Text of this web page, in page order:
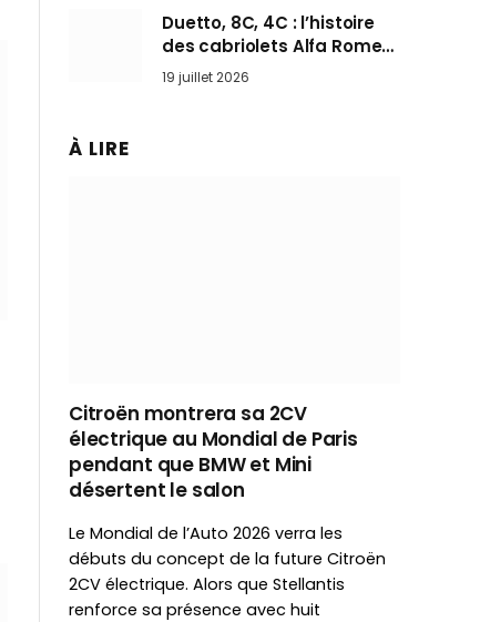
Duetto, 8C, 4C : l’histoire
des cabriolets Alfa Romeo,
ces Spider qui ont défini
l’art de rouler cheveux au
19 juillet 2026
À LIRE
Citroën montrera sa 2CV
électrique au Mondial de Paris
pendant que BMW et Mini
désertent le salon
Le Mondial de l’Auto 2026 verra les
débuts du concept de la future Citroën
2CV électrique. Alors que Stellantis
renforce sa présence avec huit